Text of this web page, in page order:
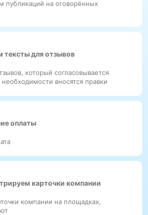
публикаций на оговорённых
для отзывов
который согласовывается
вносятся правки
оплаты
карточки компании
компании на площадках,